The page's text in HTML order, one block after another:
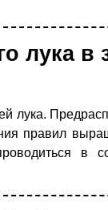
лука в
лука.
правил
в